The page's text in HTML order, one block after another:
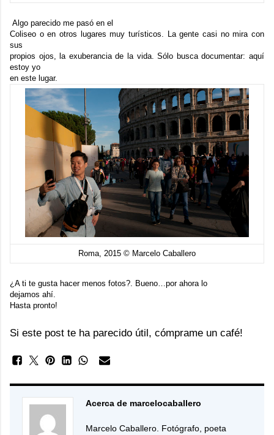
Algo parecido me pasó en el
Coliseo o en otros lugares muy turísticos. La gente casi no mira con
sus
propios ojos, la exuberancia de la vida. Sólo busca documentar: aquí
estoy yo
en este lugar.
Roma, 2015 © Marcelo Caballero
¿A ti te gusta hacer menos fotos?. Bueno…por ahora lo
dejamos ahí.
Hasta pronto!
Si este post te ha parecido útil, cómprame un café!
Acerca de marcelocaballero
Marcelo Caballero. Fotógrafo, poeta